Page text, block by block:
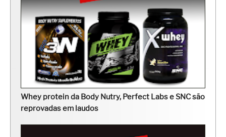
Whey protein da Body Nutry, Perfect Labs e SNC são
reprovadas em laudos